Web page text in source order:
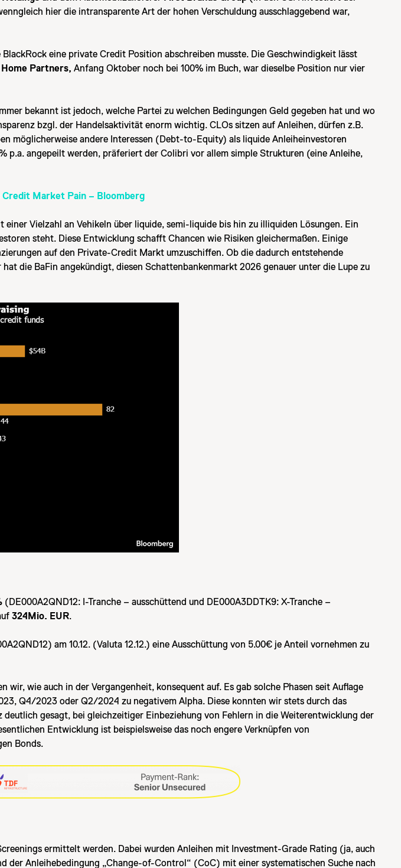
hier die intransparente Art der hohen Verschuldung ausschlaggebend war,
eine private Credit Position abschreiben musste. Die Geschwindigkeit lässt
Home Partners, Anfang Oktober noch bei 100% im Buch, war dieselbe Position nur vier
bekannt ist jedoch, welche Partei zu welchen Bedingungen Geld gegeben hat und wo
bzgl. der Handelsaktivität enorm wichtig. CLOs sitzen auf Anleihen, dürfen z.B.
möglicherweise andere Interessen (Debt-to-Equity) als liquide Anleiheinvestoren
p.a. angepeilt werden, präferiert der Colibri vor allem simple Strukturen (eine Anleihe,
Credit Market Pain – Bloomberg
Vielzahl an Vehikeln über liquide, semi-liquide bis hin zu illiquiden Lösungen. Ein
steht. Diese Entwicklung schafft Chancen wie Risiken gleichermaßen. Einige
auf den Private-Credit Markt umzuschiffen. Ob die dadurch entstehende
die BaFin angekündigt, diesen Schattenbankenmarkt 2026 genauer unter die Lupe zu
(DE000A2QND12: I-Tranche – ausschüttend und DE000A3DDTK9: X-Tranche –
324Mio. EUR.
am 10.12. (Valuta 12.12.) eine Ausschüttung von 5.00€ je Anteil vornehmen zu
wie auch in der Vergangenheit, konsequent auf. Es gab solche Phasen seit Auflage
Q4/2023 oder Q2/2024 zu negativem Alpha. Diese konnten wir stets durch das
gesagt, bei gleichzeitiger Einbeziehung von Fehlern in die Weiterentwicklung der
Entwicklung ist beispielsweise das noch engere Verknüpfen von
Bonds.
ermittelt werden. Dabei wurden Anleihen mit Investment-Grade Rating (ja, auch
Anleihebedingung „Change-of-Control“ (CoC) mit einer systematischen Suche nach